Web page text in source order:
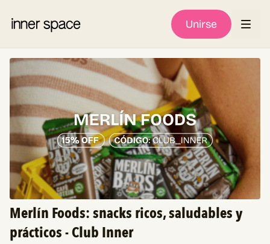
Unirse
Merlín Foods: snacks ricos, saludables y
prácticos - Club Inner